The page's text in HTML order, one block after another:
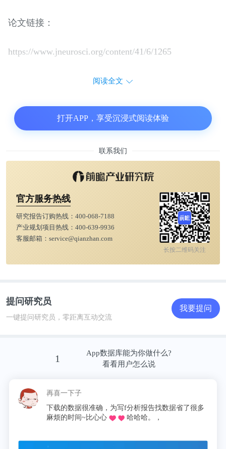
论文链接：
https://www.jneurosci.org/content/41/6/1265
阅读全文
打开APP，享受沉浸式阅读体验
联系我们
官方服务热线
研究报告订购热线： 400-068-7188
产业规划项目热线： 400-639-9936
客服邮箱： service@qianzhan.com
长按二维码关注
提问研究员
一键提问研究员，零距离互动交流
我要提问
1
App数据库能为你做什么?
看看用户怎么说
再喜一下子
下载的数据很准确，为写f分析报告找数据省了很多
麻烦的时间~比心心
哈哈哈。，